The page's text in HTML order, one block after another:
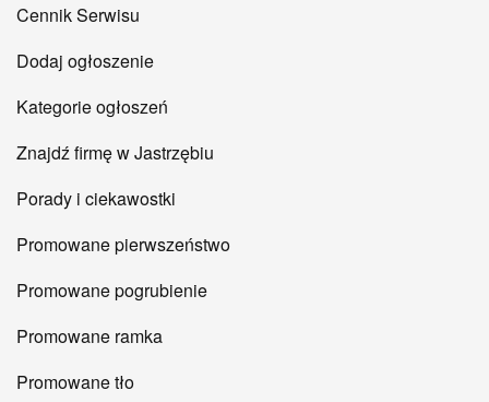
Cennik Serwisu
Dodaj ogłoszenie
Kategorie ogłoszeń
Znajdź firmę w Jastrzębiu
Porady i ciekawostki
Promowane pierwszeństwo
Promowane pogrubienie
Promowane ramka
Promowane tło